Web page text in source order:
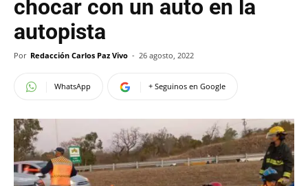
chocar con un auto en la
autopista
Por Redacción Carlos Paz Vivo - 26 agosto, 2022
WhatsApp + Seguinos en Google